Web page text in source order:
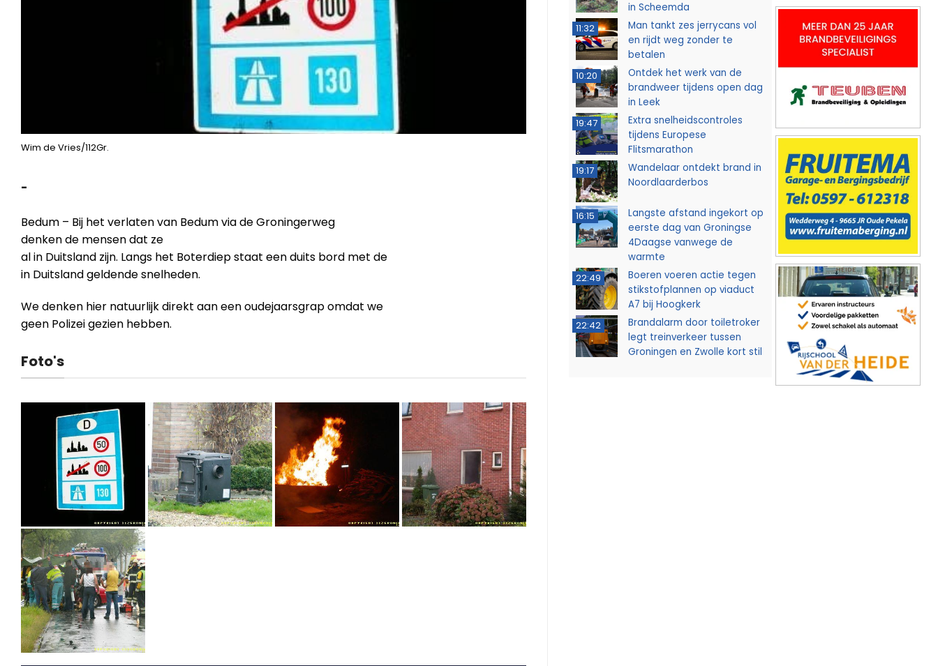
Wim de Vries/112Gr.
-
Bedum – Bij het verlaten van Bedum via de Groningerweg
denken de mensen dat ze
al in Duitsland zijn. Langs het Boterdiep staat een duits bord met de
in Duitsland geldende snelheden.
We denken hier natuurlijk direkt aan een oudejaarsgrap omdat we
geen Polizei gezien hebben.
Foto's
in Scheemda
11:32
Man tankt zes jerrycans vol
en rijdt weg zonder te
betalen
10:20
Ontdek het werk van de
brandweer tijdens open dag
in Leek
19:47
Extra snelheidscontroles
tijdens Europese
Flitsmarathon
19:17
Wandelaar ontdekt brand in
Noordlaarderbos
16:15
Langste afstand ingekort op
eerste dag van Groningse
4Daagse vanwege de
warmte
22:49
Boeren voeren actie tegen
stikstofplannen op viaduct
A7 bij Hoogkerk
22:42
Brandalarm door toiletroker
legt treinverkeer tussen
Groningen en Zwolle kort stil